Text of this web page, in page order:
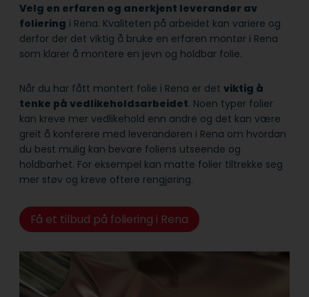
Velg en erfaren og anerkjent leverandør av
foliering i Rena. Kvaliteten på arbeidet kan variere og
derfor der det viktig å bruke en erfaren montør i Rena
som klarer å montere en jevn og holdbar folie.
Når du har fått montert folie i Rena er det viktig å
tenke på vedlikeholdsarbeidet. Noen typer folier
kan kreve mer vedlikehold enn andre og det kan være
greit å konferere med leverandøren i Rena om hvordan
du best mulig kan bevare foliens utseende og
holdbarhet. For eksempel kan matte folier tiltrekke seg
mer støv og kreve oftere rengjøring.
Få et tilbud på foliering i Rena